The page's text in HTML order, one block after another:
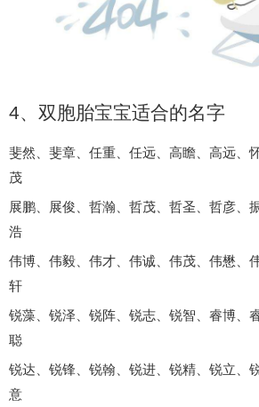
4、双胞胎宝宝适合的名字
斐然、斐章、任重、任远、高瞻、高远、
茂
展鹏、展俊、哲瀚、哲茂、哲圣、哲彦、
浩
伟博、伟毅、伟才、伟诚、伟茂、伟懋、
轩
锐藻、锐泽、锐阵、锐志、锐智、睿博、
聪
锐达、锐锋、锐翰、锐进、锐精、锐立、
意